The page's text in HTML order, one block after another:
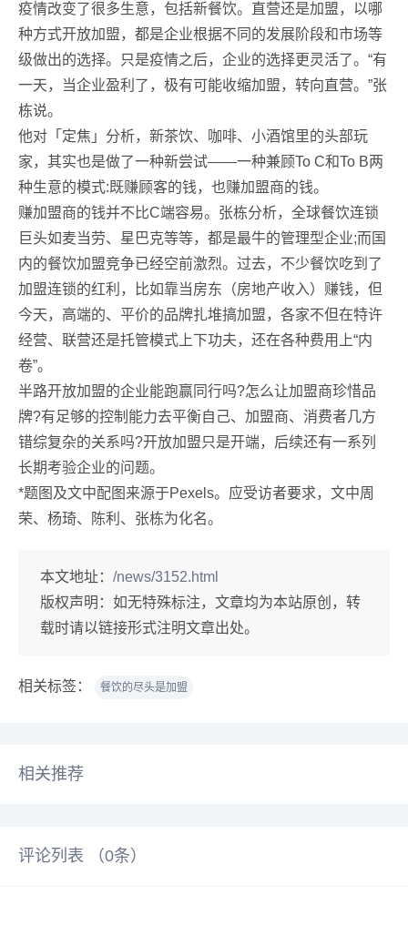
疫情改变了很多生意，包括新餐饮。直营还是加盟，以哪
种方式开放加盟，都是企业根据不同的发展阶段和市场等
级做出的选择。只是疫情之后，企业的选择更灵活了。“有
一天，当企业盈利了，极有可能收缩加盟，转向直营。”张
栋说。
他对「定焦」分析，新茶饮、咖啡、小酒馆里的头部玩
家，其实也是做了一种新尝试——一种兼顾To C和To B两
种生意的模式:既赚顾客的钱，也赚加盟商的钱。
赚加盟商的钱并不比C端容易。张栋分析，全球餐饮连锁
巨头如麦当劳、星巴克等等，都是最牛的管理型企业;而国
内的餐饮加盟竞争已经空前激烈。过去，不少餐饮吃到了
加盟连锁的红利，比如靠当房东（房地产收入）赚钱，但
今天，高端的、平价的品牌扎堆搞加盟，各家不但在特许
经营、联营还是托管模式上下功夫，还在各种费用上“内
卷”。
半路开放加盟的企业能跑赢同行吗?怎么让加盟商珍惜品
牌?有足够的控制能力去平衡自己、加盟商、消费者几方
错综复杂的关系吗?开放加盟只是开端，后续还有一系列
长期考验企业的问题。
*题图及文中配图来源于Pexels。应受访者要求，文中周
荣、杨琦、陈利、张栋为化名。
本文地址： /news/3152.html
版权声明： 如无特殊标注，文章均为本站原创，转
载时请以链接形式注明文章出处。
相关标签： 餐饮的尽头是加盟
相关推荐
评论列表 （0条）